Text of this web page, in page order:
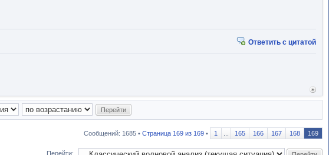
Ответить с цитатой
к
началу
Сообщений: 1685 • Страница 169 из 169 • 1 165 166 167 168 169
Перейти: